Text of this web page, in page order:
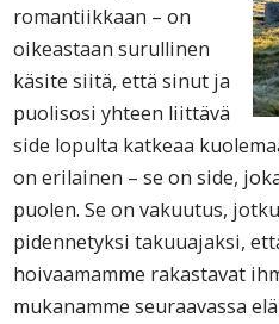
romantiikkaan – on
oikeastaan surullinen
käsite siitä, että sinut ja
puolisosi yhteen liittävä
side lopulta katkeaa
on erilainen – se on side,
puolen. Se on vakuutus,
pidennetyksi takuuajaksi,
hoivaamamme rakastavat
mukanamme seuraavassa